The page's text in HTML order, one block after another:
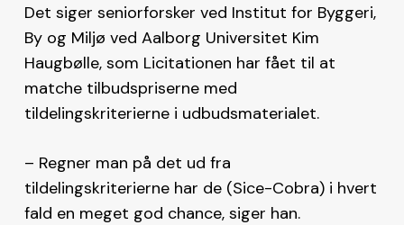
Det siger seniorforsker ved Institut for Byggeri,
By og Miljø ved Aalborg Universitet Kim
Haugbølle, som Licitationen har fået til at
matche tilbudspriserne med
tildelingskriterierne i udbudsmaterialet.
– Regner man på det ud fra
tildelingskriterierne har de (Sice-Cobra) i hvert
fald en meget god chance, siger han.